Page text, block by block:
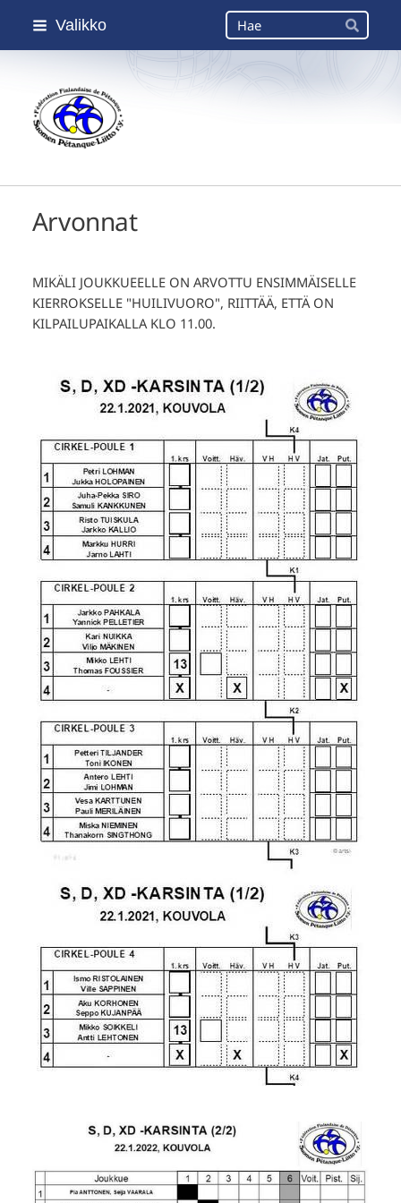
Siirry
Valikko Haku
Hae
Suomen Petanque-Liitto
Arvonnat
MIKÄLI JOUKKUEELLE ON ARVOTTU ENSIMMÄISELLE
KIERROKSELLE "HUILIVUORO", RIITTÄÄ, ETTÄ ON
KILPAILUPAIKALLA KLO 11.00.